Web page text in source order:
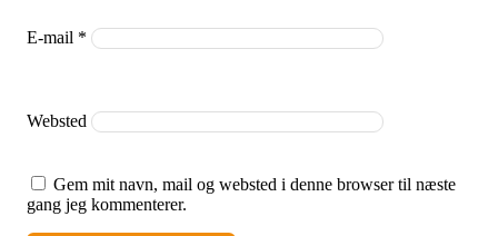
E-mail *
Websted
Gem mit navn, mail og websted i denne browser til næste
gang jeg kommenterer.